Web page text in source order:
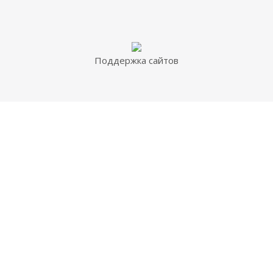
Поддержка сайтов